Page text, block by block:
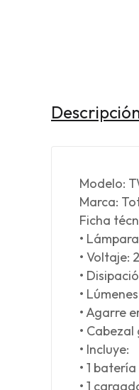
Modelo:
Marca:
Ficha
•
• Voltaje:
•
•
• Agarre
•
• Incluye:
• 1
• 1